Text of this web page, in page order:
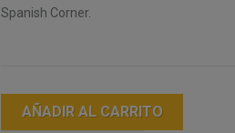
Spanish Corner.
AÑADIR AL CARRITO